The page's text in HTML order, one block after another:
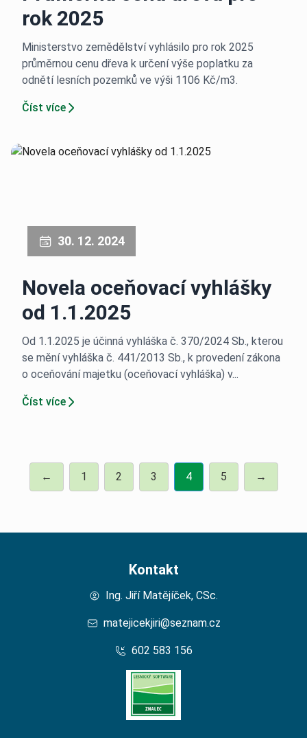
rok 2025
Ministerstvo zemědělství vyhlásilo pro rok 2025
průměrnou cenu dřeva k určení výše poplatku za
odnětí lesních pozemků ve výši 1106 Kč/m3.
Číst více
30. 12. 2024
Novela oceňovací vyhlášky
od 1.1.2025
Od 1.1.2025 je účinná vyhláška č. 370/2024 Sb., kterou
se mění vyhláška č. 441/2013 Sb., k provedení zákona
o oceňování majetku (oceňovací vyhláška) v...
Číst více
← 1 2 3 4 5 →
Kontakt
Ing. Jiří Matějíček, CSc.
matejicekjiri@seznam.cz
602 583 156
Domů – Lesní Znalec